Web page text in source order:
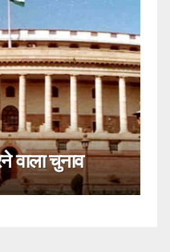
के खिलाफ साजिश